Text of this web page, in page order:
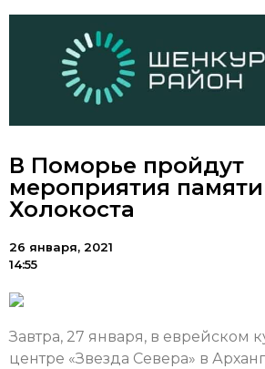
В Поморье пройдут
мероприятия
Холокоста
26 января, 2021
14:55
Завтра, 27 января, в еврейском
центре «Звезда Севера» в